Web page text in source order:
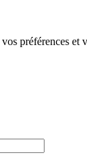
préférences et